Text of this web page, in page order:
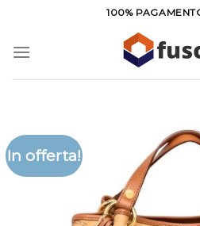
contenuti
100%
In offerta!